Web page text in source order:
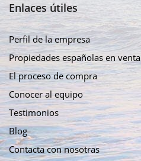
Enlaces útiles
Perfil de la empresa
Propiedades españolas en venta
El proceso de compra
Conocer al equipo
Testimonios
Blog
Contacta con nosotras